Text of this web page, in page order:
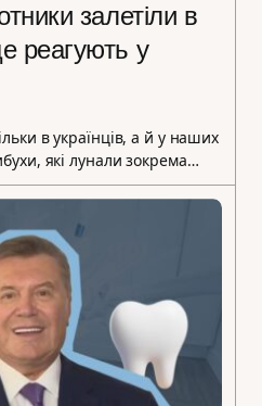
залетіли в
реагують у
в українців, а й у наших
які лунали зокрема…